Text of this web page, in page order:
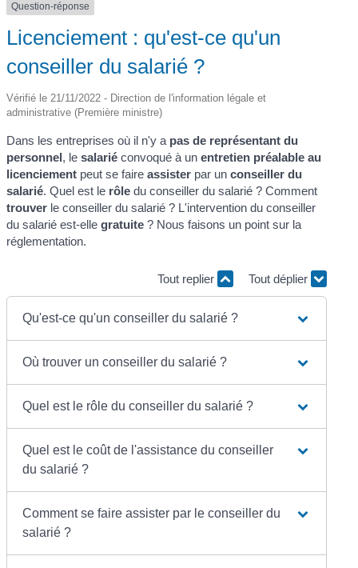
Question-réponse
Licenciement : qu'est-ce qu'un
conseiller du salarié ?
Vérifié le 21/11/2022 - Direction de l'information légale et
administrative (Première ministre)
Dans les entreprises où il n'y a pas de représentant du
personnel, lesalarié convoqué à unentretien préalable au
licenciement peut se faireassister par unconseiller du
salarié. Quel est le rôle du conseiller du salarié ? Comment
trouver le conseiller du salarié ? L'intervention du conseiller
du salarié est-ellegratuite ? Nous faisons un point sur la
réglementation.
Tout replier Tout déplier
Qu'est-ce qu'un conseiller du salarié ?
Où trouver un conseiller du salarié ?
Quel est le rôle du conseiller du salarié ?
Quel est le coût de l'assistance du conseiller
du salarié ?
Comment se faire assister par le conseiller du
salarié ?